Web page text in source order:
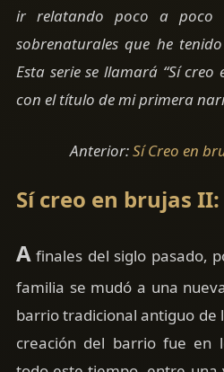
ir relatando poco a poco
sobrenaturales que he
Esta serie se llamará “Sí
con el título de mi primera
Anterior:Sí Creo en
Sí creo en brujas
Afinales del siglo pasado,
familia se mudó a una
barrio tradicional antiguo de
creación del barrio fue en